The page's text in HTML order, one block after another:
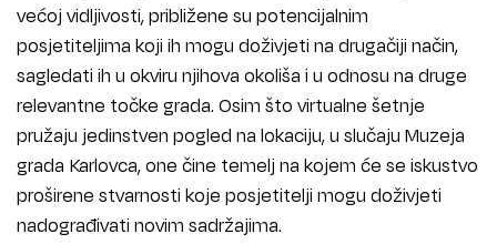
većoj vidljivosti, približene su potencijalnim
posjetiteljima koji ih mogu doživjeti na drugačiji način,
sagledati ih u okviru njihova okoliša i u odnosu na druge
relevantne točke grada. Osim što virtualne šetnje
pružaju jedinstven pogled na lokaciju, u slučaju Muzeja
grada Karlovca, one čine temelj na kojem će se iskustvo
proširene stvarnosti koje posjetitelji mogu doživjeti
nadograđivati novim sadržajima.